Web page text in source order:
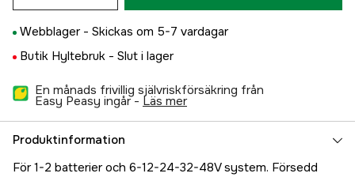
Webblager - Skickas om 5-7 vardagar
Butik Hyltebruk - Slut i lager
En månads frivillig självriskförsäkring från
Easy Peasy ingår - läs mer
Produktinformation
För 1-2 batterier och 6-12-24-32-48V system. Försedd